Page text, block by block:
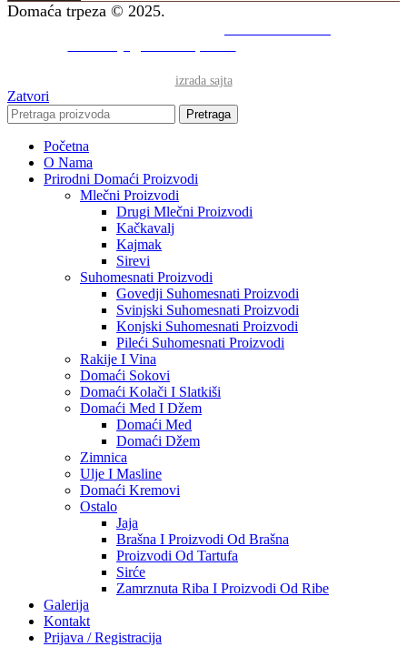
Domaća trpeza © 2025.
izrada sajta
Zatvori
Pretraga
Početna
O Nama
Prirodni Domaći Proizvodi
Mlečni Proizvodi
Drugi Mlečni Proizvodi
Kačkavalj
Kajmak
Sirevi
Suhomesnati Proizvodi
Govedji Suhomesnati Proizvodi
Svinjski Suhomesnati Proizvodi
Konjski Suhomesnati Proizvodi
Pileći Suhomesnati Proizvodi
Rakije I Vina
Domaći Sokovi
Domaći Kolači I Slatkiši
Domaći Med I Džem
Domaći Med
Domaći Džem
Zimnica
Ulje I Masline
Domaći Kremovi
Ostalo
Jaja
Brašna I Proizvodi Od Brašna
Proizvodi Od Tartufa
Sirće
Zamrznuta Riba I Proizvodi Od Ribe
Galerija
Kontakt
Prijava / Registracija